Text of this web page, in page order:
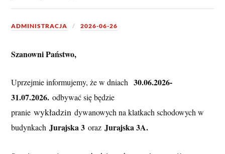
ADMINISTRACJA 2026-06-26
Szanowni Państwo,
Uprzejmie informujemy, że w dniach 30.06.2026-
31.07.2026. odbywać się będzie
pranie wykładzin dywanowych na klatkach schodowych w
budynkach Jurajska 3 oraz Jurajska 3A.